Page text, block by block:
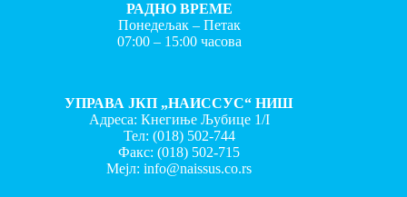
РАДНО ВРЕМЕ
Понедељак – Петак
07:00 – 15:00 часова
УПРАВА ЈКП „НАИССУС“ НИШ
Адреса: Кнегиње Љубице 1/I
Тел: (018) 502-744
Факс:(018) 502-715
Мејл:info@naissus.co.rs